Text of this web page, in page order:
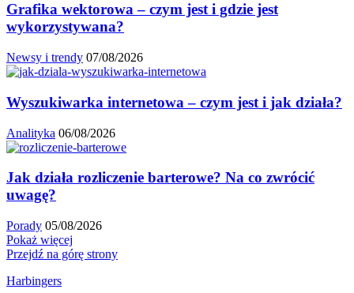
Grafika wektorowa – czym jest i gdzie jest
wykorzystywana?
Newsy i trendy 07/08/2026
Wyszukiwarka internetowa – czym jest i jak działa?
Analityka 06/08/2026
Jak działa rozliczenie barterowe? Na co zwrócić
uwagę?
Porady 05/08/2026
Pokaż więcej
Przejdź na górę strony
Harbingers